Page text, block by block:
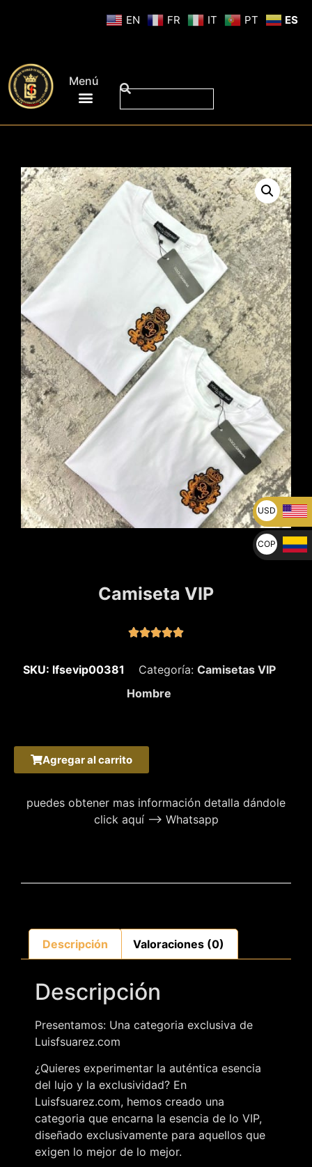
Menú
Camiseta VIP

SKU: lfsevip00381 Categoría: Camisetas VIP
Hombre
Agregar al carrito
puedes obtener mas información detalla dándole
click aquí –> Whatsapp
Descripción Valoraciones (0)
Descripción
Presentamos: Una categoria exclusiva de
Luisfsuarez.com
¿Quieres experimentar la auténtica esencia
del lujo y la exclusividad? En
Luisfsuarez.com, hemos creado una
categoria que encarna la esencia de lo VIP,
diseñado exclusivamente para aquellos que
exigen lo mejor de lo mejor.
EN FR IT PT ES
USD
U$
COP
$